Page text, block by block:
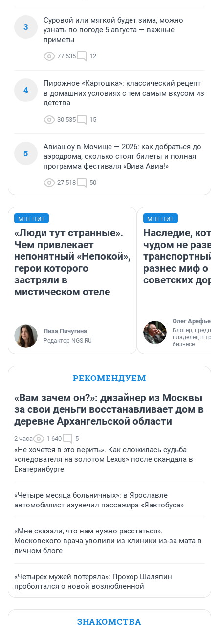
3
Суровой или мягкой будет зима, можно
узнать по погоде 5 августа — важные
приметы
77 635 12
4
Пирожное «Картошка»: классический рецепт
в домашних условиях с тем самым вкусом из
детства
30 535 15
5
Авиашоу в Мочище — 2026: как добраться до
аэродрома, сколько стоят билеты и полная
программа фестиваля «Вива Авиа!»
27 518 50
МНЕНИЕ
«Люди тут странные».
Чем привлекает
непонятный «Непокой»,
герои которого
застряли в
мистическом отеле
Лиза Пичугина
Редактор NGS.RU
МНЕНИЕ
Наследие,
чудом не
транспортный
разнес миф о
советских
Олег Арефьев
Блогер,
владелец в
бизнесе
РЕКОМЕНДУЕМ
«Вам зачем он?»: дизайнер из Москвы
за свои деньги восстанавливает дом в
деревне Архангельской области
2 часа 1 640 5
«Не хочется в это верить». Как сложилась судьба
«следователя на золотом Lexus» после скандала в
Екатеринбурге
«Четыре месяца больничных»: в Ярославле
автомобилист изувечил пассажира «Яавтобуса»
«Мне сказали, что нам нужно расстаться».
Московского врача уволили из клиники из-за мата в
личном блоге
«Четырех мужей потеряла»: Прохор Шаляпин
проболтался о новой возлюбленной
ЗНАКОМСТВА